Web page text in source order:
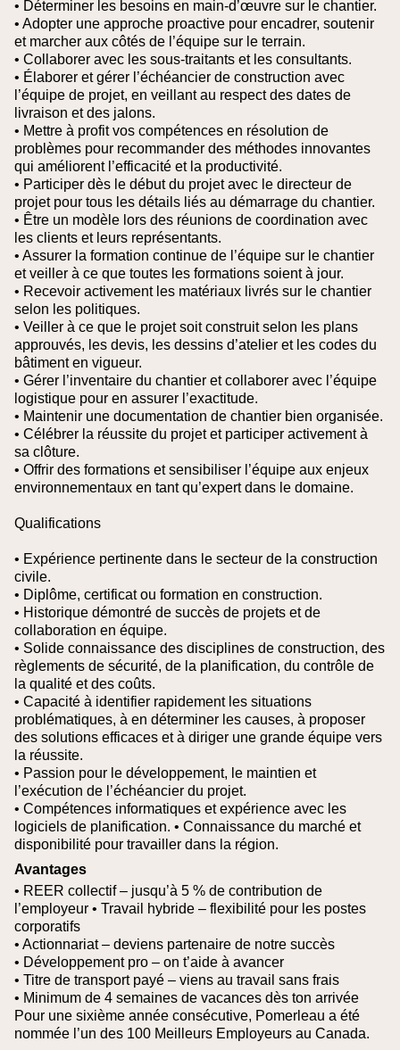
• Déterminer les besoins en main-d’œuvre sur le chantier.
• Adopter une approche proactive pour encadrer, soutenir
et marcher aux côtés de l’équipe sur le terrain.
• Collaborer avec les sous-traitants et les consultants.
• Élaborer et gérer l’échéancier de construction avec
l’équipe de projet, en veillant au respect des dates de
livraison et des jalons.
• Mettre à profit vos compétences en résolution de
problèmes pour recommander des méthodes innovantes
qui améliorent l’efficacité et la productivité.
• Participer dès le début du projet avec le directeur de
projet pour tous les détails liés au démarrage du chantier.
• Être un modèle lors des réunions de coordination avec
les clients et leurs représentants.
• Assurer la formation continue de l’équipe sur le chantier
et veiller à ce que toutes les formations soient à jour.
• Recevoir activement les matériaux livrés sur le chantier
selon les politiques.
• Veiller à ce que le projet soit construit selon les plans
approuvés, les devis, les dessins d’atelier et les codes du
bâtiment en vigueur.
• Gérer l’inventaire du chantier et collaborer avec l’équipe
logistique pour en assurer l’exactitude.
• Maintenir une documentation de chantier bien organisée.
• Célébrer la réussite du projet et participer activement à
sa clôture.
• Offrir des formations et sensibiliser l’équipe aux enjeux
environnementaux en tant qu’expert dans le domaine.
Qualifications
• Expérience pertinente dans le secteur de la construction
civile.
• Diplôme, certificat ou formation en construction.
• Historique démontré de succès de projets et de
collaboration en équipe.
• Solide connaissance des disciplines de construction, des
règlements de sécurité, de la planification, du contrôle de
la qualité et des coûts.
• Capacité à identifier rapidement les situations
problématiques, à en déterminer les causes, à proposer
des solutions efficaces et à diriger une grande équipe vers
la réussite.
• Passion pour le développement, le maintien et
l’exécution de l’échéancier du projet.
• Compétences informatiques et expérience avec les
logiciels de planification. • Connaissance du marché et
disponibilité pour travailler dans la région.
Avantages
• REER collectif – jusqu’à 5 % de contribution de
l’employeur • Travail hybride – flexibilité pour les postes
corporatifs
• Actionnariat – deviens partenaire de notre succès
• Développement pro – on t’aide à avancer
• Titre de transport payé – viens au travail sans frais
• Minimum de 4 semaines de vacances dès ton arrivée
Pour une sixième année consécutive, Pomerleau a été
nommée l’un des 100 Meilleurs Employeurs au Canada.